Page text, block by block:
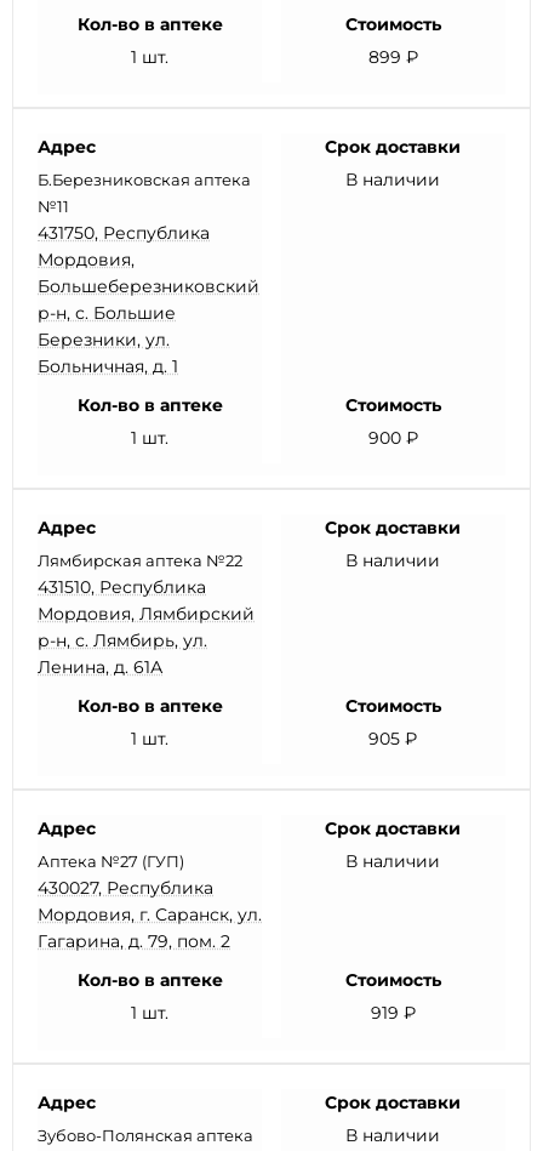
Кол-во в аптеке
1 шт.
Стоимость
899 ₽
Адрес
Б.Березниковская аптека
№11
431750, Республика
Мордовия,
Большеберезниковский
р-н, с. Большие
Березники, ул.
Больничная, д. 1
Срок доставки
В наличии
Кол-во в аптеке
1 шт.
Стоимость
900 ₽
Адрес
Лямбирская аптека №22
431510, Республика
Мордовия, Лямбирский
р-н, с. Лямбирь, ул.
Ленина, д. 61А
Срок доставки
В наличии
Кол-во в аптеке
1 шт.
Стоимость
905 ₽
Адрес
Аптека №27 (ГУП)
430027, Республика
Мордовия, г. Саранск, ул.
Гагарина, д. 79, пом. 2
Срок доставки
В наличии
Кол-во в аптеке
1 шт.
Стоимость
919 ₽
Адрес
Зубово-Полянская аптека
Срок доставки
В наличии